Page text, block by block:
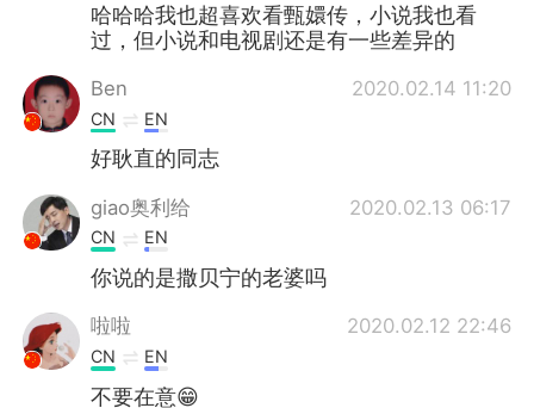
哈哈哈我也超喜欢看甄嬛传，小说我也看
过，但小说和电视剧还是有一些差异的
Ben 2020.02.14 11:20
CN EN
好耿直的同志
giao奥利给 2020.02.13 06:17
CN EN
你说的是撒贝宁的老婆吗
啦啦 2020.02.12 22:46
CN EN
不要在意😁